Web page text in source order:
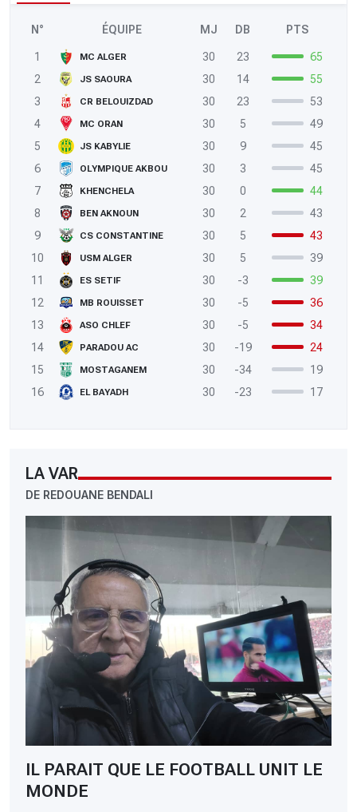
N° ÉQUIPE MJ DB PTS
1 MC ALGER 30 23
65
2
JS SAOURA 30 14
55
3
CR BELOUIZDAD 30 23
53
4
MC ORAN 30 5
49
5
JS KABYLIE 30 9
45
6
OLYMPIQUE AKBOU 30 3
45
7
KHENCHELA 30 0
44
8
BEN AKNOUN 30 2
43
9
CS CONSTANTINE 30 5
43
10
USM ALGER 30 5
39
11
ES SETIF 30 -3
39
12
MB ROUISSET 30 -5
36
13
ASO CHLEF 30 -5
34
14
PARADOU AC 30 -19
24
15
MOSTAGANEM 30 -34
19
16
EL BAYADH 30 -23 17
LA VAR
DE REDOUANE BENDALI
IL PARAIT QUE LE FOOTBALL UNIT LE
MONDE